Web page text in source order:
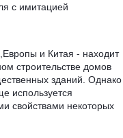
с имитацией
и Китая - находит
строительстве домов
зданий. Однако
используется
свойствами некоторых